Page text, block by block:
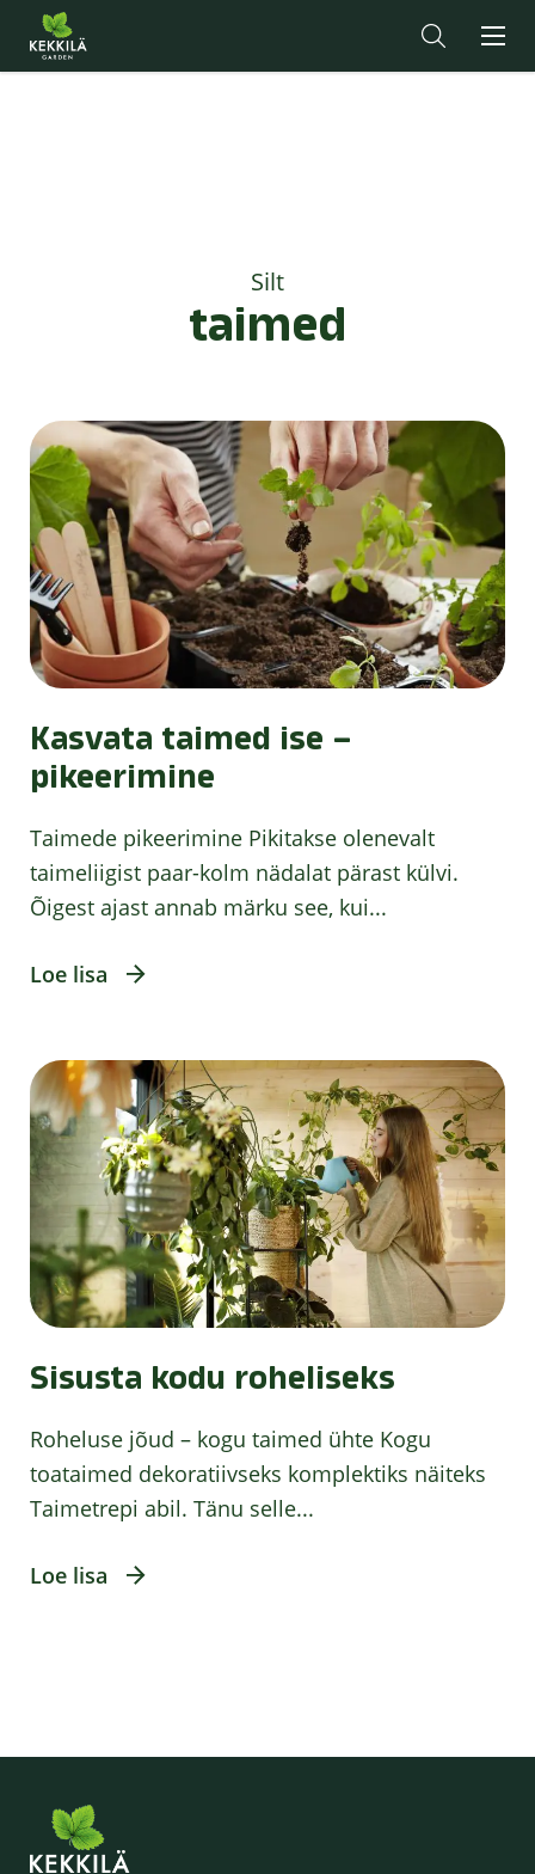
Silt
taimed
Kasvata taimed ise –
pikeerimine
Taimede pikeerimine Pikitakse olenevalt
taimeliigist paar-kolm nädalat pärast külvi.
Õigest ajast annab märku see, kui...
Loe lisa
Sisusta kodu roheliseks
Roheluse jõud – kogu taimed ühte Kogu
toataimed dekoratiivseks komplektiks näiteks
Taimetrepi abil. Tänu selle...
Loe lisa